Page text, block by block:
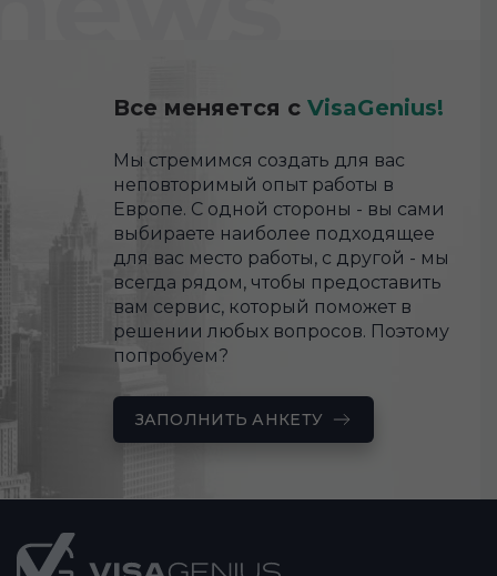
Все меняется с VisaGenius!
Мы стремимся создать для вас
неповторимый опыт работы в
Европе. С одной стороны - вы сами
выбираете наиболее подходящее
для вас место работы, с другой - мы
всегда рядом, чтобы предоставить
вам сервис, который поможет в
решении любых вопросов. Поэтому
попробуем?
ЗАПОЛНИТЬ АНКЕТУ
Подвал
сайта